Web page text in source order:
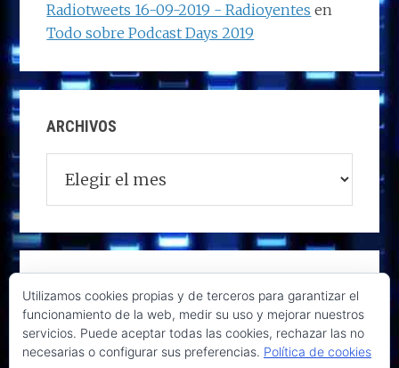
Radiotweets 16-09-2019 - Radioyentes en
Todo sobre Podcast Days 2019
ARCHIVOS
Utilizamos cookies propias y de terceros para garantizar el
funcionamiento de la web, medir su uso y mejorar nuestros
servicios. Puede aceptar todas las cookies, rechazar las no
necesarias o configurar sus preferencias. Política de cookies